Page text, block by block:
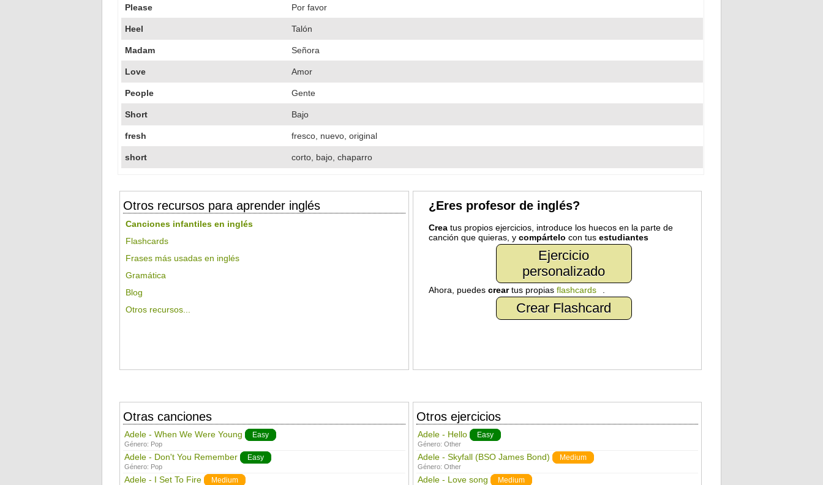
Please Por favor
Heel Talón
Madam Señora
Love Amor
People Gente
Short Bajo
fresh fresco, nuevo, original
short corto, bajo, chaparro
Otros recursos para aprender inglés
Canciones infantiles en inglés
Flashcards
Frases más usadas en inglés
Gramática
Blog
Otros recursos...
¿Eres profesor de inglés?
Creatus propios ejercicios, introduce los huecos en la parte de
canción que quieras, y compártelo con tus estudiantes
Ejercicio
personalizado
Ahora, puedes creartus propias flashcards
Crear Flashcard
Otras canciones
Adele - When We Were Young Easy
Género: Pop
Adele - Don't You Remember Easy
Género: Pop
Adele - I Set To Fire Medium
Otros ejercicios
Adele - Hello Easy
Género: Other
Adele - Skyfall (BSO James Bond) Medium
Género: Other
Adele - Love song Medium